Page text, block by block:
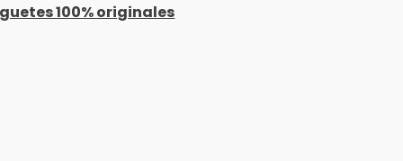
100% originales